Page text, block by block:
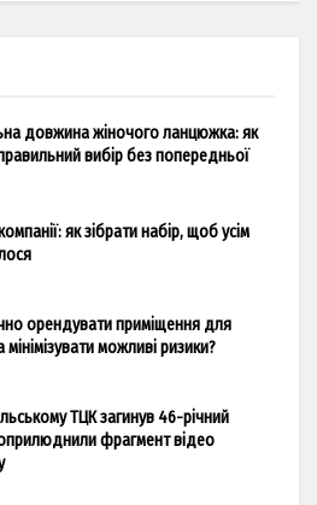
довжина жіночого ланцюжка: як
вибір без попередньої
як зібрати набір, щоб усім
орендувати приміщення для
мінімізувати можливі ризики?
ТЦК загинув 46-річний
фрагмент відео